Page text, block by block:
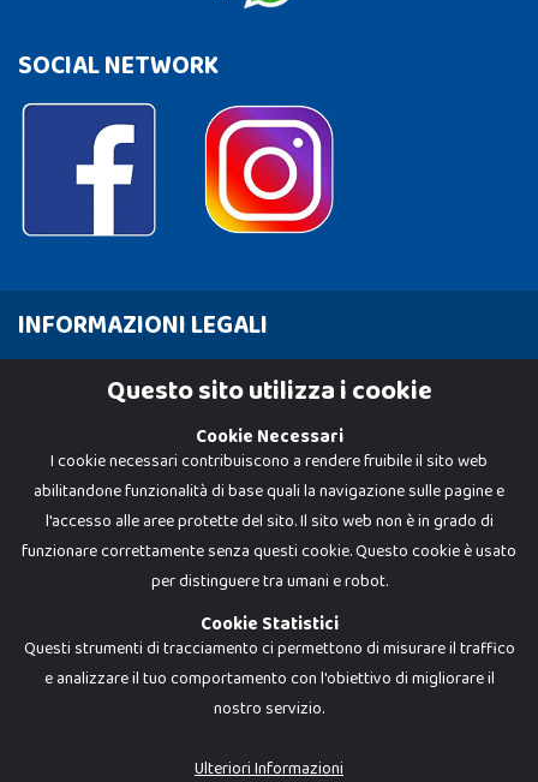
SOCIAL NETWORK
INFORMAZIONI LEGALI
Cookie Policy
Dadi e Mattoncini è un brand di Giocabene Srl. Ogni riproduzione o utilizzo non
I prezzi e le promozioni pubblicate potrebbero differire da quanto esposto in
Questo sito utilizza i cookie
Cookie Necessari
I cookie necessari contribuiscono a rendere fruibile il sito web
abilitandone funzionalità di base quali la navigazione sulle pagine e
l'accesso alle aree protette del sito. Il sito web non è in grado di
funzionare correttamente senza questi cookie. Questo cookie è usato
per distinguere tra umani e robot.
Cookie Statistici
Questi strumenti di tracciamento ci permettono di misurare il traffico
e analizzare il tuo comportamento con l'obiettivo di migliorare il
nostro servizio.
Ulteriori Informazioni